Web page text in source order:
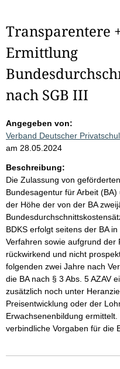
Transparentere
Ermittlung
nach SGB III
Angegeben von:
Verband Deutscher
am 28.05.2024
Beschreibung:
Die Zulassung von
Bundesagentur für Arbeit
der Höhe der von der BA
BDKS erfolgt seitens der BA
Verfahren sowie aufgrund der
rückwirkend und nicht
folgenden zwei Jahre nach
die BA nach § 3 Abs. 5 AZAV
zusätzlich noch unter
Preisentwicklung oder der
Erwachsenenbildung
verbindliche Vorgaben für die